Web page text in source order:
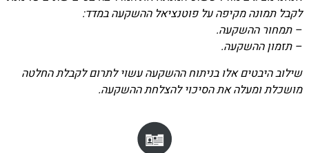
לקבל תמונה מקיפה על פוטנציאל ההשקעה במדד:
– תמחור ההשקעה.
– תזמון ההשקעה.
שילוב היבטים אלו בניתוח ההשקעה עשוי לתרום לקבלת החלטה
מושכלת ומעלה את הסיכוי להצלחת ההשקעה.